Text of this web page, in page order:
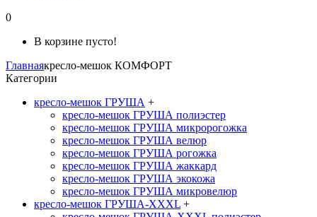
0
В корзине пусто!
Главнаякресло-мешок КОМФОРТ
Категории
кресло-мешок ГРУША +
кресло-мешок ГРУША полиэстер
кресло-мешок ГРУША микророгожка
кресло-мешок ГРУША велюр
кресло-мешок ГРУША рогожка
кресло-мешок ГРУША жаккард
кресло-мешок ГРУША экокожа
кресло-мешок ГРУША микровелюр
кресло-мешок ГРУША-XXXL +